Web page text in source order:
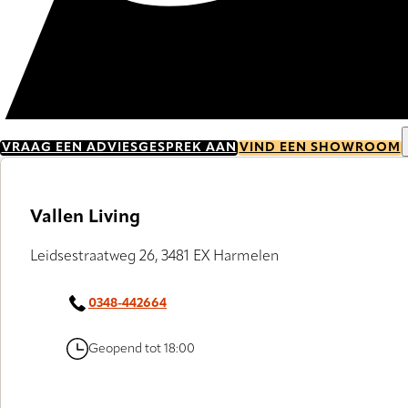
VRAAG EEN ADVIESGESPREK AAN VIND EEN SHOWROOM
Vallen Living
Leidsestraatweg 26, 3481 EX Harmelen
0348-442664
Geopend tot 18:00